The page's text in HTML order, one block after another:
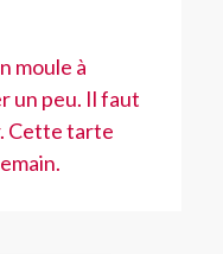
moule à
un peu. Il faut
Cette tarte